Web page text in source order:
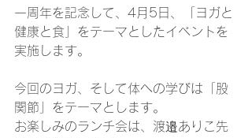
一周年を記念して、4月5日、「ヨガと
健康と食」をテーマとしたイベントを
実施します。
今回のヨガ、そして体への学びは「股
関節」をテーマとします。
お楽しみのランチ会は、渡邉ありこ先